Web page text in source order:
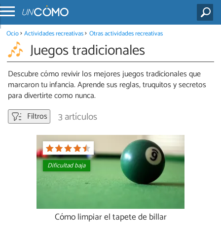
Ocio Actividades recreativas Otras actividades recreativas
Juegos tradicionales
Descubre cómo revivir los mejores juegos tradicionales que
marcaron tu infancia. Aprende sus reglas, truquitos y secretos
para divertirte como nunca.
Filtros
3 artículos
Dificultad baja
Cómo limpiar el tapete de billar